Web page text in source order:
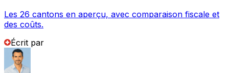
Les 26 cantons en aperçu, avec comparaison fiscale et
des coûts.
Écrit par